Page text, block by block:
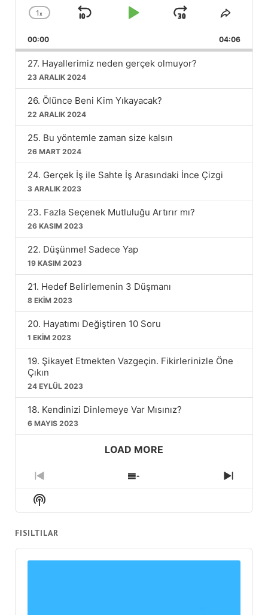
Change
Rate
1x
Skip
Play
Jump
Forward
Share
00:00 04:06
27. Hayallerimiz neden gerçek olmuyor?
23 ARALIK 2024
26. Ölünce Beni Kim Yıkayacak?
22 ARALIK 2024
25. Bu yöntemle zaman size kalsın
26 MART 2024
24. Gerçek İş ile Sahte İş Arasındaki İnce Çizgi
3 ARALIK 2023
23. Fazla Seçenek Mutluluğu Artırır mı?
26 KASIM 2023
22. Düşünme! Sadece Yap
19 KASIM 2023
21. Hedef Belirlemenin 3 Düşmanı
8 EKIM 2023
20. Hayatımı Değiştiren 10 Soru
1 EKIM 2023
19. Şikayet Etmekten Vazgeçin. Fikirlerinizle Öne
Çıkın
24 EYLÜL 2023
18. Kendinizi Dinlemeye Var Mısınız?
6 MAYIS 2023
LOAD MORE
Previous
Episode
Show
Episodes
Next
Show
Podcast
FISILTILAR
Audio
Player